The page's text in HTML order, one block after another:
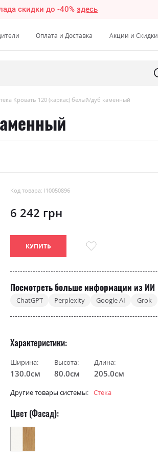
скидки до -40%здесь
Оплата и Доставка Акции и Скидки
Кровать 120 (каркас) белый/дуб каменный
Код товара: l10050896
6 242 грн
КУПИТЬ
Посмотреть больше информации из ИИ
ChatGPT Perplexity Google AI Grok
Характеристики
Ширина:
130.0см
Высота:
80.0см
Длина:
205.0см
Другие товары системы: Стека
Цвет (Фасад):